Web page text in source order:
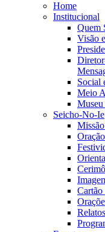
Home
Institucional
Quem
Visão
Social
Meio
Seicho-No-Ie
Cartão
Relatos